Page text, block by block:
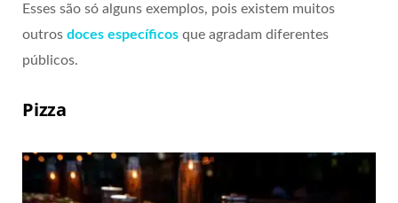
Esses são só alguns exemplos, pois existem muitos
outros doces específicos que agradam diferentes
públicos.
Pizza